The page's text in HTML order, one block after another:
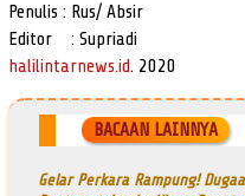
Penulis : Rus/ Absir
Editor : Supriadi
halilintarnews.id. 2020
BACAAN LAINNYA
Gelar Perkara Rampung!